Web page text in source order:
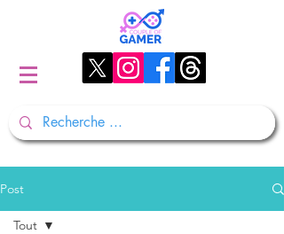
Post
Tout